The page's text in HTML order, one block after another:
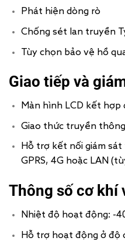
Phát hiện dòng rò
Chống sét lan truyền
Tùy chọn bảo vệ hồ
Giao tiếp và
Màn hình LCD kết hợp
Giao thức truyền
Hỗ trợ kết nối giám
GPRS, 4G hoặc LAN
Thông số cơ khí
Nhiệt độ hoạt động: -
Hỗ trợ hoạt động ở độ